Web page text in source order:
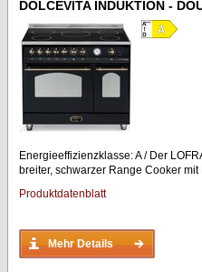
DOLCEVITA INDUKTION -
Energieeffizienzklasse: A / Der
breiter, schwarzer Range Cooker mit
Produktdatenblatt
Mehr Details